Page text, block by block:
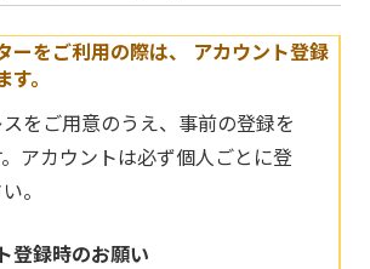
をご利用の際は、
アカウント登録
。
をご用意のうえ、事前の登録を
アカウントは必ず個人ごとに登
。
登録時のお願い